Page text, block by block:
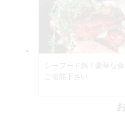
シーフード鍋！豪華な食
ご堪能下さい